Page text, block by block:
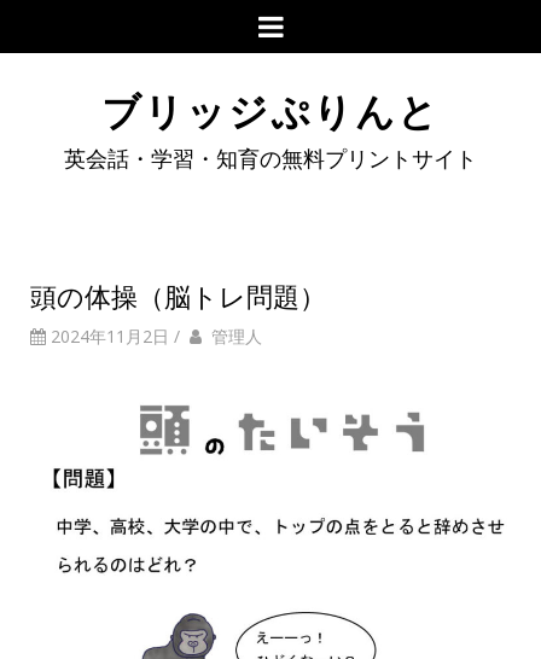
ブリッジぷりんと
英会話・学習・知育の無料プリントサイト
頭の体操（脳トレ問題）
2024年11月2日 / 管理人